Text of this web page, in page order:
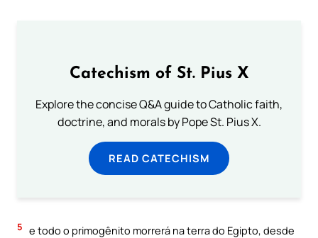
Catechism of St. Pius X
Explore the concise Q&A guide to Catholic faith,
doctrine, and morals by Pope St. Pius X.
READ CATECHISM
5 e todo o primogênito morrerá na terra do Egipto, desde